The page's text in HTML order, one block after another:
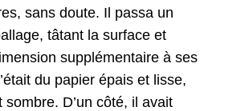
sans doute. Il pas­sa un
tâtant la sur­face et
sup­plé­men­taire à ses
du papi­er épais et lisse,
som­bre. D’un côté, il avait